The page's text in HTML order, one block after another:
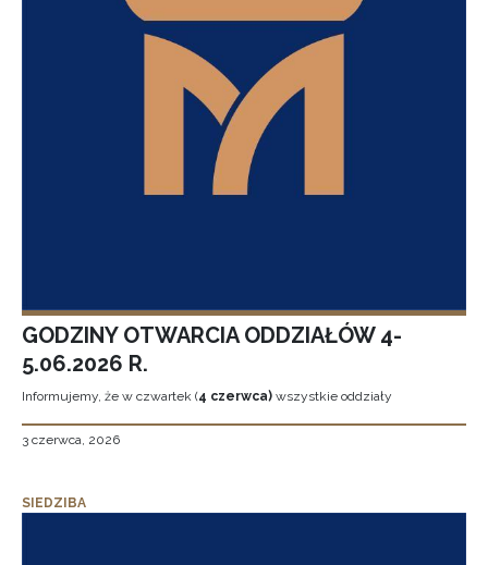
GODZINY OTWARCIA ODDZIAŁÓW 4-
5.06.2026 R.
Informujemy, że w czwartek (4 czerwca) wszystkie oddziały
3 czerwca, 2026
SIEDZIBA